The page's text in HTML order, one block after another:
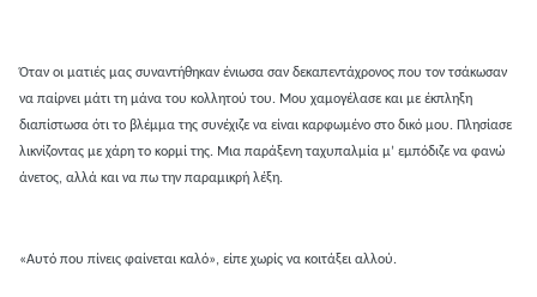
Όταν οι ματιές μας συναντήθηκαν ένιωσα σαν δεκαπεντάχρονος που τον τσάκωσαν
να παίρνει μάτι τη μάνα του κολλητού του. Μου χαμογέλασε και με έκπληξη
διαπίστωσα ότι το βλέμμα της συνέχιζε να είναι καρφωμένο στο δικό μου. Πλησίασε
λικνίζοντας με χάρη το κορμί της. Μια παράξενη ταχυπαλμία μ’ εμπόδιζε να φανώ
άνετος, αλλά και να πω την παραμικρή λέξη.
«Αυτό που πίνεις φαίνεται καλό», είπε χωρίς να κοιτάξει αλλού.